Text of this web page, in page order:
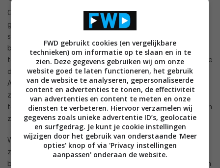
Google Home is de slimme speaker van Google die je kunt
gebruiken als centraal punt voor jesmart home
speaker gebruiken om je entertainmentapparaten mee te
bedienen, alledaagse taken mee te managen en dingen aan
te vragen waar je het antwoord op wil weten. Home kan al die
dingen doen doordat de speaker wordt geleverd met
Assistant. Vanwege de jarenlange ervaring van Google met
zijn zoekmachine, is de assistent slim genoeg om de context
te bepalen van een vraag, zodat je snel de juiste antwoorden
zult ontvangen.
Wanneer je bijvoorbeeld vraagt ‘wat er vanavond draait’, dan
zal Google Home een lijst met films opnoemen die nu in de
bioscopen draaien. Als je daarna aangeeft dat je ‘de kinderen
FWD gebruikt cookies (en vergelijkbare
technieken) om informatie op te slaan en in te
zien. Deze gegevens gebruiken wij om onze
website goed te laten functioneren, het gebruik
van de website te analyseren, gepersonaliseerde
content en advertenties te tonen, de effectiviteit
van advertenties en content te meten en onze
diensten te verbeteren. Hiervoor verzamelen wij
gegevens zoals unieke advertentie ID’s, geolocatie
en surfgedrag. Je kunt je cookie instellingen
wijzigen door het gebruik van onderstaande 'Meer
opties' knop of via 'Privacy instellingen
aanpassen' onderaan de website.